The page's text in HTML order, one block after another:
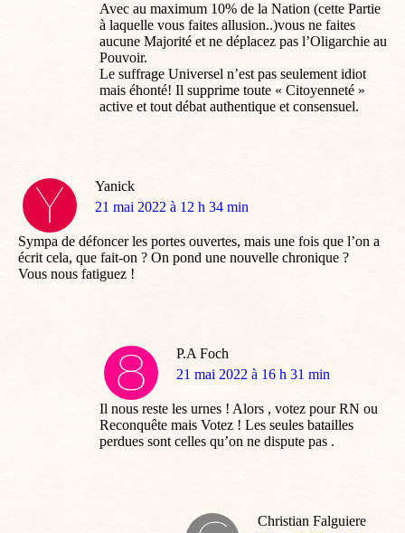
Avec au maximum 10% de la Nation (cette Partie
à laquelle vous faites allusion..)vous ne faites
aucune Majorité et ne déplacez pas l’Oligarchie au
Pouvoir.
Le suffrage Universel n’est pas seulement idiot
mais éhonté! Il supprime toute « Citoyenneté »
active et tout débat authentique et consensuel.
Yanick
dit
21 mai 2022 à 12 h 34 min
Sympa de défoncer les portes ouvertes, mais une fois que l’on a
écrit cela, que fait-on ? On pond une nouvelle chronique ?
Vous nous fatiguez !
P.A Foch
dit
21 mai 2022 à 16 h 31 min
Il nous reste les urnes ! Alors , votez pour RN ou
Reconquête mais Votez ! Les seules batailles
perdues sont celles qu’on ne dispute pas .
Christian Falguiere